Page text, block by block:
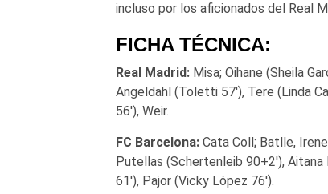
incluso por los aficionados del Real
FICHA TÉCNICA:
Real Madrid: Misa; Oihane (Sheila
Angeldahl (Toletti 57′), Tere (Linda
56′), Weir.
FC Barcelona: Cata Coll; Batlle,
Putellas (Schertenleib 90+2′), Aitana
61′), Pajor (Vicky López 76′).